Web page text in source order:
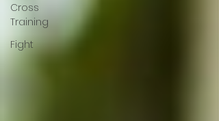
Cross
Training
Fight